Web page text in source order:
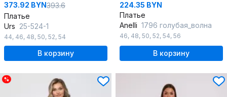
373.92 BYN393.6
Платье
Urs 25-524-1
44, 46, 48, 50, 52, 54
В корзину
224.35 BYN
Платье
Anelli 1796 голубая_волна
46, 48, 50, 52, 54, 56
В корзину
%